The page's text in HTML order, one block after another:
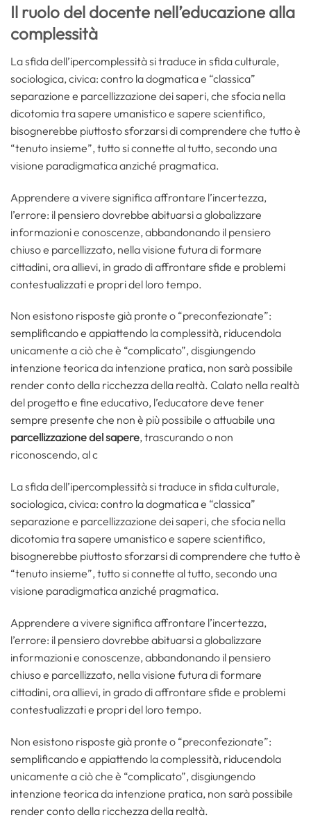
Il ruolo del docente nell’educazione alla
complessità
La sfida dell’ipercomplessità si traduce in sfida culturale,
sociologica, civica: contro la dogmatica e “classica”
separazione e parcellizzazione dei saperi, che sfocia nella
dicotomia tra sapere umanistico e sapere scientifico,
bisognerebbe piuttosto sforzarsi di comprendere che tutto è
“tenuto insieme”, tutto si connette al tutto, secondo una
visione paradigmatica anziché pragmatica.
Apprendere a vivere significa affrontare l’incertezza,
l’errore: il pensiero dovrebbe abituarsi a globalizzare
informazioni e conoscenze, abbandonando il pensiero
chiuso e parcellizzato, nella visione futura di formare
cittadini, ora allievi, in grado di affrontare sfide e problemi
contestualizzati e propri del loro tempo.
Non esistono risposte già pronte o “preconfezionate”:
semplificando e appiattendo la complessità, riducendola
unicamente a ciò che è “complicato”, disgiungendo
intenzione teorica da intenzione pratica, non sarà possibile
render conto della ricchezza della realtà. Calato nella realtà
del progetto e fine educativo, l’educatore deve tener
sempre presente che non è più possibile o attuabile una
parcellizzazione del sapere, trascurando o non
riconoscendo, al c
La sfida dell’ipercomplessità si traduce in sfida culturale,
sociologica, civica: contro la dogmatica e “classica”
separazione e parcellizzazione dei saperi, che sfocia nella
dicotomia tra sapere umanistico e sapere scientifico,
bisognerebbe piuttosto sforzarsi di comprendere che tutto è
“tenuto insieme”, tutto si connette al tutto, secondo una
visione paradigmatica anziché pragmatica.
Apprendere a vivere significa affrontare l’incertezza,
l’errore: il pensiero dovrebbe abituarsi a globalizzare
informazioni e conoscenze, abbandonando il pensiero
chiuso e parcellizzato, nella visione futura di formare
cittadini, ora allievi, in grado di affrontare sfide e problemi
contestualizzati e propri del loro tempo.
Non esistono risposte già pronte o “preconfezionate”:
semplificando e appiattendo la complessità, riducendola
unicamente a ciò che è “complicato”, disgiungendo
intenzione teorica da intenzione pratica, non sarà possibile
render conto della ricchezza della realtà.